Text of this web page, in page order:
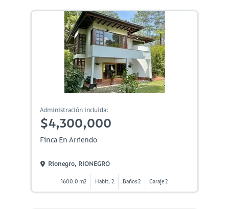
Administración incluida:
$4,300,000
Finca En Arriendo
Rionegro, RIONEGRO
1600.0 m2 Habit. 2 Baños 2 Garaje 2